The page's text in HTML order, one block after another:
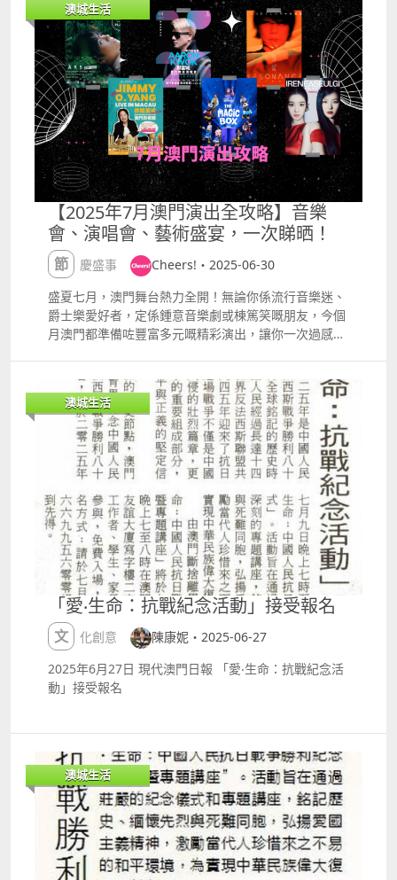
三晚有一小時定期回收活動，旨在鼓勵市民將不需要的
物品轉化為他人所需的資源，實現共享，提升生活品質
及推動社會可持續發展。收集物品包括全新或輕微使用
的衣物、未過期的非易腐食品、嬰兒尿布、推車、長者
護理用品、健康產品等，此外亦收狗糧、貓糧、各類配
飾和手袋、未使用或輕微使用的護膚品，以及部分手提
電腦及配件，如鍵盤、滑鼠等。 學會義工隊在五月又走
進新口岸社區，開展家庭關懷探訪，旨在為弱勢社群送
上關愛與支持，同時針對部分家庭的家居環境問題，為
居民提供免費斷捨離整理服務。 除了每月的主題活動
外，市民平時亦可以把自己不需要，但又符合學會要求
的物品，直接送到會址。 市民在斷捨離學會會址挑選適
合物品。 從線上到線下 數年前，Connie受家人經歷及
書籍的啟發，開始了斷捨離之旅，並於二〇二〇年設立
斷捨離社交平台群組，亦即斷捨離學會。現時已有逾三
萬名群組成員，除了Connie的學生、其他學校的中小
幼教師，亦有弱勢社群。 在成立學會的同一年，她向教
會借用場地，設立實體共享空間。起初，共享空間接受
可接受和不接受的物品種類，例如基於場地限制，不接
受大型家具。 為了有效整理、管理共享空間，學會亦組
織了義工隊，現時有二十七名成員，每個成員都有不同
的值更時間。 本地教育家陳康妮成立澳門斷捨離學會。
學會發展新方向：關懷長者、共享食物 斷捨離學會今年
已到第五個年頭，目前正處於「深耕細作」階段，未來
將繼續在學校和社區推廣。Connie觀察到群組內有不
少弱勢社群需要斷捨離服務，相信這也是斷捨離的社會
意義之一。 隨著本澳人口高齡化，不少有積物習慣的長
者開始對斷捨離服務有需求，尤其是獨居的婆婆，例如
處理舊衣物、廢舊電器等。Connie相信未來將有更多
人因不同需求和契機，加入斷捨離的行列。 目前學會的
義工開始上門為長者提供斷捨離服務，至今已處理三十
多個個案，並提供後續跟進和關懷、協助長者搬運物
品。在提供服務前，他們會與案主簽署同意書，「有一
個同意書給案主，確認他願意讓我們做斷捨離，是合情
合理合法的。」 斷捨離學會成員在會址協助回收物品。
食物共享需要格外謹慎，目前仍處於摸索階段。考量到
食品安全問題，現時學會優先考慮分享有包裝、來源明
確且未過期的食品。 斷捨離已不僅僅是一種整理家居的
技巧，更是一種生活哲學、關懷社會的方式。澳門斷捨
離學會以實際行動，一步步推廣著簡約生活的理念，並
將這份關懷延伸至弱勢群體、長者，甚至癌症病患。
Connie又相信，隨著越來越多的人加入斷捨離的行
澳城生活
【2025年7月澳門演出全攻略】音樂
會、演唱會、藝術盛宴，一次睇晒！
節慶盛事
Cheers!・2025-06-30
盛夏七月，澳門舞台熱力全開！無論你係流行音樂迷、
爵士樂愛好者，定係鍾意音樂劇或棟篤笑嘅朋友，今個
月澳門都準備咗豐富多元嘅精彩演出，讓你一次過感受
新曲目交織，帶來難忘的音樂盛宴。日期：7月46日地
點：銀河綜藝館詳情：
httpswww.galaxymacau.comzhhantoffersentertain
mentgalaxymacautmpresentsfwdinsurancetitlesp
onsorjackycheung60concert 歐陽萬成 Jimmy O.
Yang Live in Macau 棟篤笑專場 美籍港裔喜劇演員歐
陽萬成首次來澳門，帶來充滿文化反差與生活吐槽的棟
篤笑，幽默犀利，保證笑唔停。 日期：7月46日地點：
「澳門百老匯」ndash;百老匯舞台詳情：
httpswww.broadwaymacau.com.mozhhanteventga
laxymacautmpresentsjimmyoyanglivemacau 澳
洲雷霆猛男SHOW 澳洲著名猛男SHOW，結合舞蹈與魅
力表演，夏日夜晚的激情派對。日期：7月45日地點：
G Box詳情：
httpswww.galaxymacau.comzhhantoffersentertain
mentaustraliasthunderdownunder T仔成長記：愛
是？ 舞蹈劇 TDSM舞蹈工作室呈獻，透過舞蹈探索愛
mmeP055463 TF家族夏日運動會見面會 人氣偶像TF家
族粉絲見面會，青春活力十足，近距離感受偶像魅力。
日期：7月1213日地點：銀河綜藝館詳情：
httpswww.galaxymacau.comzhhantoffersentertain
ment2025tffamilysummergames 郭富城夢幻舞林演
唱會2025 ndash; 澳門壓軸篇 亞洲舞王郭富城帶來連
續多場舞台盛宴，舞蹈與音樂完美融合，視覺與聽覺雙
澳城生活
「愛‧生命：抗戰紀念活動」接受報名
文化創意
陳康妮・2025-06-27
2025年6月27日 現代澳門日報 「愛‧生命：抗戰紀念活
動」接受報名
澳城生活